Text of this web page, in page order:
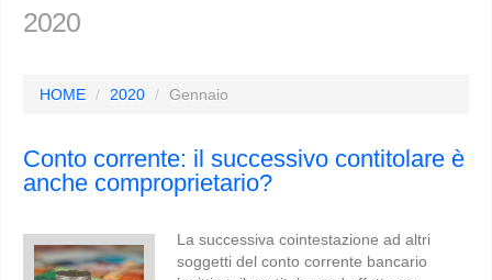
2020
HOME 2020 Gennaio
Conto corrente: il successivo contitolare è
anche comproprietario?
La successiva cointestazione ad altri
soggetti del conto corrente bancario